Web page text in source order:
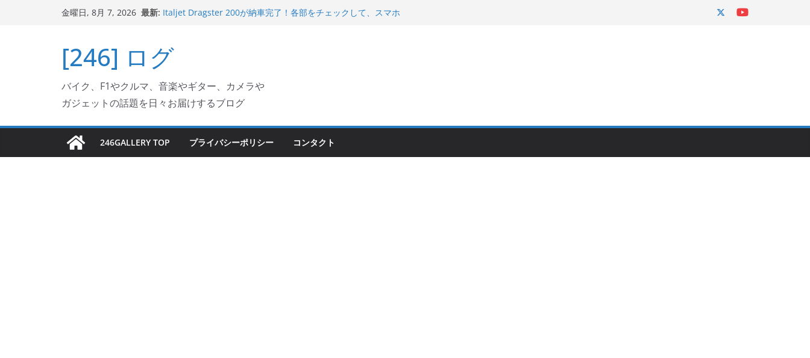
キ
プ
金曜日, 8月 7, 2026 最新: Italjet Dragster 200が納車完了！各部をチェックして、スマホ
Ken Block 逝去
岩手県奥州市へのふるさと納税で KGR HARMONY 南部鉄器エ
Italjet Dragster 200のフロントISSサスの動きが判ったらコーナ
リングが楽しくなった
[246] ログ
バイク、F1やクルマ、音楽やギター、カメラや
ガジェットの話題を日々お届けするブログ
246GALLERY TOP プライバシーポリシー コンタクト